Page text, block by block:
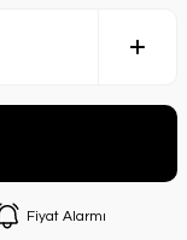
Fiyat Alarmı